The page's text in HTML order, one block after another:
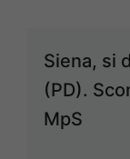
Siena, si
(PD).
MpS